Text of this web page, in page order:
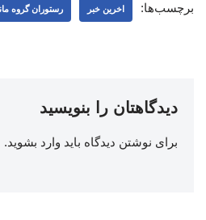
برچسب‌ها: اخرین خبر رستوران گروه
دیدگاهتان را بنویسید
برای نوشتن دیدگاه باید وارد بشوید.